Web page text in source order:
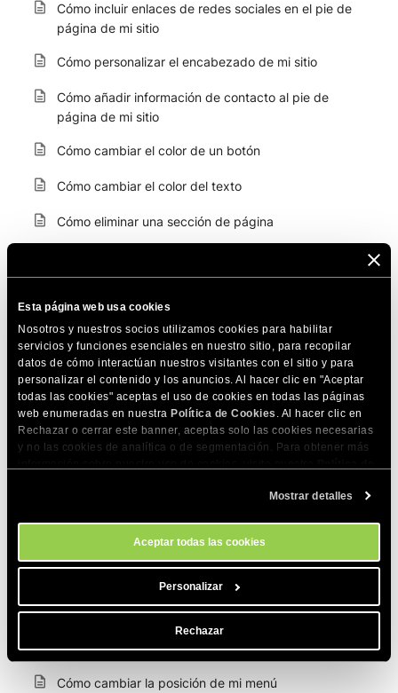
Esta página web usa cookies
Nosotros y nuestros socios utilizamos cookies para habilitar
servicios y funciones esenciales en nuestro sitio, para recopilar
datos de cómo interactúan nuestros visitantes con el sitio y para
personalizar el contenido y los anuncios. Al hacer clic en "Aceptar
todas las cookies" aceptas el uso de cookies en todas las páginas
web enumeradas en nuestra Política de Cookies . Al hacer clic en
Rechazar o cerrar este banner, aceptas solo las cookies necesarias
y no las cookies de analítica o de segmentación. Para obtener más
momento a través de la herramienta Configuración de Cookies de
Mostrar detalles
Aceptar todas las cookies
Personalizar
Rechazar
Cómo incluir enlaces de redes sociales en el pie de
página de mi sitio
Cómo personalizar el encabezado de mi sitio
Cómo añadir información de contacto al pie de
página de mi sitio
Cómo cambiar el color de un botón
Cómo cambiar el color del texto
Cómo eliminar una sección de página
página y vavegación principal
Cómo añadir una nueva página a mi sitio
Cómo añadir texto "Alt" a mis imágenes
Cómo añadir metadatos a mi página
Cómo compartir una página en redes sociales
Cómo añadir enlaces a páginas externas en el menú
principal del sitio
Cómo hacer que el encabezado sea transparente
Cómo renombrar páginas en la navegación de mi sitio
Cómo cambiar la posición de mi menú